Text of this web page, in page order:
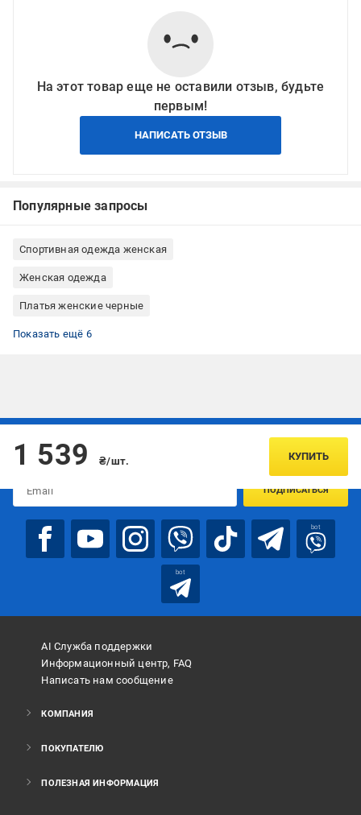
На этот товар еще не оставили отзыв, будьте
первым!
НАПИСАТЬ ОТЗЫВ
Популярные запросы
Спортивная одежда женская
Женская одежда
Платья женские черные
Летние платья
Платья миди
Черные платья миди
Платья миди летние
Повседневные платья
Платья с короткими рукавами
Показать ещё 6
1 539 ₴/шт. КУПИТЬ
Подписывайтесь, чтобы узнавать первым об акцияx и
ПОДПИСАТЬСЯ
bot
bot
AI Служба поддержки
Информационный центр, FAQ
Написать нам сообщение
КОМПАНИЯ
ПОКУПАТЕЛЮ
ПОЛЕЗНАЯ ИНФОРМАЦИЯ